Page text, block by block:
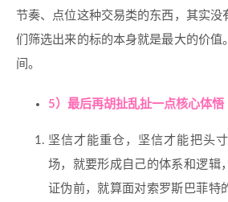
节奏、点位这种交易类的东西，其实没
们筛选出来的标的本身就是最大的价值
间。
5）最后再胡扯乱扯一点核心体悟
坚信才能重仓，坚信才能把头
场，就要形成自己的体系和逻辑
证伪前，就算面对索罗斯巴菲特